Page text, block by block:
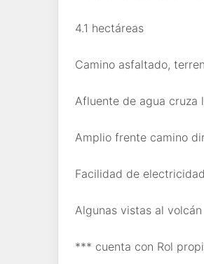
4.1 hectáreas
Camino asfaltado,
Afluente de agua cruza
Amplio frente camino
Facilidad de
Algunas vistas al volcán
*** cuenta con Rol